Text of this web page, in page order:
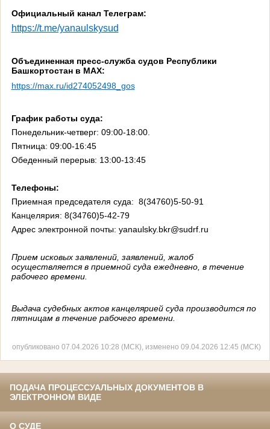
Официальный канал Телеграм:
https://t.me/yanaulskysud
Объединенная пресс-служба судов Республики
Башкортостан в МАХ:
https://max.ru/id274052498_gos
График работы суда:
Понедельник-четверг: 09:00-18:00.
Пятница: 09:00-16:45
Обеденный перерыв: 13:00-13:45
Телефоны:
Приемная председателя суда: 8(34760)5-50-91
Канцелярия: 8(34760)5-42-79
Адрес электронной почты: yanaulsky. bkr@sudrf. ru
Прием исковых заявлений, заявлений, жалоб
осуществляется в приемной суда ежедневно, в течение
рабочего времени.
Выдача судебных актов канцелярией суда производится по
пятницам в течение рабочего времени.
опубликовано 07.04.2026 10:28 (МСК), изменено 09.04.2026 12:45 (МСК)
ПОДАЧА ПРОЦЕССУАЛЬНЫХ ДОКУМЕНТОВ В
ЭЛЕКТРОННОМ ВИДЕ
О СУДЕ